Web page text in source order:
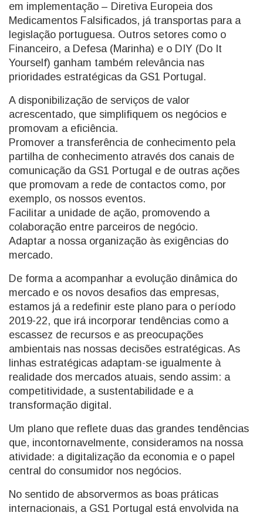
em implementação – Diretiva Europeia dos
Medicamentos Falsificados, já transportas para a
legislação portuguesa. Outros setores como o
Financeiro, a Defesa (Marinha) e o DIY (Do It
Yourself) ganham também relevância nas
prioridades estratégicas da GS1 Portugal.
A disponibilização de serviços de valor
acrescentado, que simplifiquem os negócios e
promovam a eficiência.
Promover a transferência de conhecimento pela
partilha de conhecimento através dos canais de
comunicação da GS1 Portugal e de outras ações
que promovam a rede de contactos como, por
exemplo, os nossos eventos.
Facilitar a unidade de ação, promovendo a
colaboração entre parceiros de negócio.
Adaptar a nossa organização às exigências do
mercado.
De forma a acompanhar a evolução dinâmica do
mercado e os novos desafios das empresas,
estamos já a redefinir este plano para o período
2019-22, que irá incorporar tendências como a
escassez de recursos e as preocupações
ambientais nas nossas decisões estratégicas. As
linhas estratégicas adaptam-se igualmente à
realidade dos mercados atuais, sendo assim: a
competitividade, a sustentabilidade e a
transformação digital.
Um plano que reflete duas das grandes tendências
que, incontornavelmente, consideramos na nossa
atividade: a digitalização da economia e o papel
central do consumidor nos negócios.
No sentido de absorvermos as boas práticas
internacionais, a GS1 Portugal está envolvida na